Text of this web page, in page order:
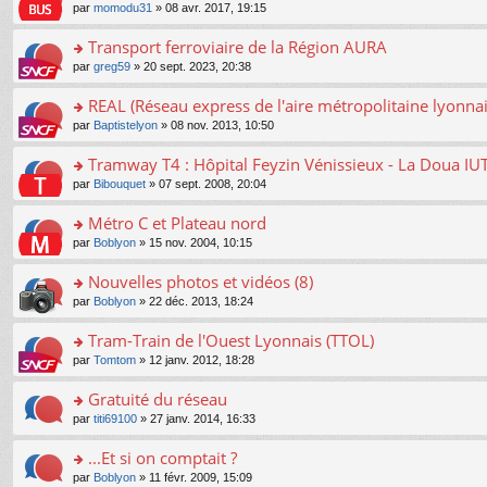
c
e
nt
pl
u
ré
c
e
nt
n
lu
le
pl
u
ré
c
e
nt
g
e
n
n
lu
le
pl
u
ré
c
e
nt
e
a
g
e
n
n
lu
le
pl
u
ré
c
e
nt
er
le
m
e
a
g
e
n
n
lu
le
pl
u
ré
c
e
nt
o
n
ult
er
le
m
e
a
g
e
n
n
lu
le
pl
u
ré
c
e
nt
par momodu31 » 08 avr. 2017, 19:15
o
n
ult
er
le
m
e
a
g
e
n
n
lu
le
pl
u
ré
c
e
nt
Transport ferroviaire de la Région AURA
par greg59 » 20 sept. 2023, 20:38
o
n
ult
er
le
m
e
a
g
e
n
n
lu
le
pl
u
ré
c
REAL (Réseau express de l'aire métropolitaine
par Baptistelyon » 08 nov. 2013, 10:50
o
n
ult
er
le
m
e
a
g
e
n
n
lu
le
pl
Tramway T4 : Hôpital Feyzin Vénissieux - La Doua
par Bibouquet » 07 sept. 2008, 20:04
o
n
ult
er
le
m
e
a
g
e
n
Métro C et Plateau nord
par Boblyon » 15 nov. 2004, 10:15
o
n
ult
er
le
m
e
a
g
Nouvelles photos et vidéos (8)
par Boblyon » 22 déc. 2013, 18:24
o
n
ult
er
le
m
e
Tram-Train de l'Ouest Lyonnais (TTOL)
par Tomtom » 12 janv. 2012, 18:28
o
n
ult
er
Gratuité du réseau
par titi69100 » 27 janv. 2014, 16:33
o
...Et si on comptait ?
par Boblyon » 11 févr. 2009, 15:09